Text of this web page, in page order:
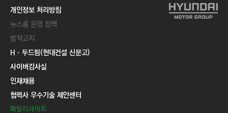
개인정보 처리방침
뉴스룸 운영 정책
법적고지
Hㆍ두드림(현대건설 신문고)
사이버감사실
인재채용
협력사 우수기술 제안센터
패밀리사이트